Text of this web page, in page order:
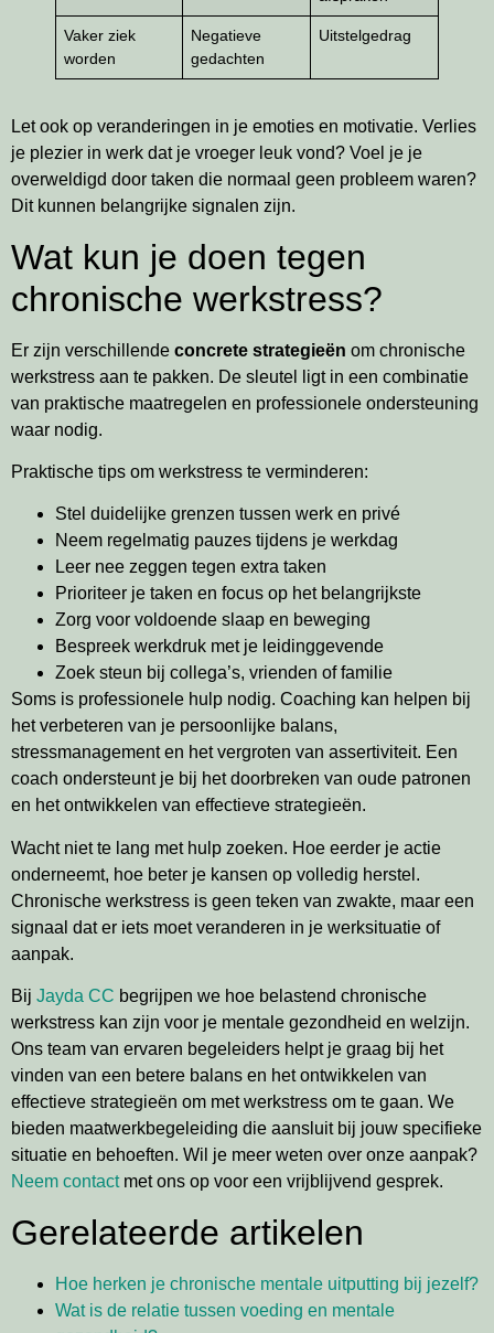
Vaker ziek
worden
Negatieve
gedachten
Uitstelgedrag
Let ook op veranderingen in je emoties en motivatie. Verlies
je plezier in werk dat je vroeger leuk vond? Voel je je
overweldigd door taken die normaal geen probleem waren?
Dit kunnen belangrijke signalen zijn.
Wat kun je doen tegen
chronische werkstress?
Er zijn verschillende concrete strategieën om chronische
werkstress aan te pakken. De sleutel ligt in een combinatie
van praktische maatregelen en professionele ondersteuning
waar nodig.
Praktische tips om werkstress te verminderen:
Stel duidelijke grenzen tussen werk en privé
Neem regelmatig pauzes tijdens je werkdag
Leer nee zeggen tegen extra taken
Prioriteer je taken en focus op het belangrijkste
Zorg voor voldoende slaap en beweging
Bespreek werkdruk met je leidinggevende
Zoek steun bij collega’s, vrienden of familie
Soms is professionele hulp nodig. Coaching kan helpen bij
het verbeteren van je persoonlijke balans,
stressmanagement en het vergroten van assertiviteit. Een
coach ondersteunt je bij het doorbreken van oude patronen
en het ontwikkelen van effectieve strategieën.
Wacht niet te lang met hulp zoeken. Hoe eerder je actie
onderneemt, hoe beter je kansen op volledig herstel.
Chronische werkstress is geen teken van zwakte, maar een
signaal dat er iets moet veranderen in je werksituatie of
aanpak.
Bij Jayda CC begrijpen we hoe belastend chronische
werkstress kan zijn voor je mentale gezondheid en welzijn.
Ons team van ervaren begeleiders helpt je graag bij het
vinden van een betere balans en het ontwikkelen van
effectieve strategieën om met werkstress om te gaan. We
bieden maatwerkbegeleiding die aansluit bij jouw specifieke
situatie en behoeften. Wil je meer weten over onze aanpak?
Neem contactmet ons op voor een vrijblijvend gesprek.
Gerelateerde artikelen
Hoe herken je chronische mentale uitputting bij jezelf?
Wat is de relatie tussen voeding en mentale